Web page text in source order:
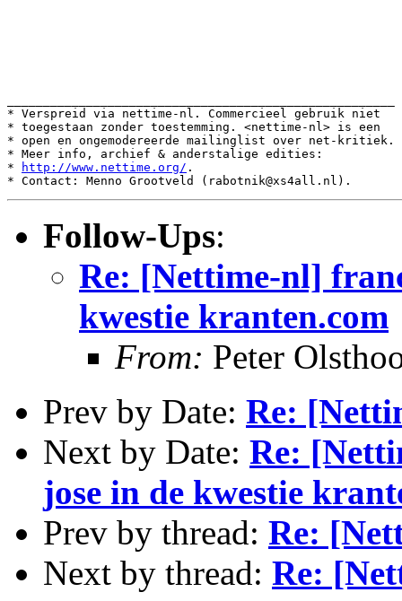
* Verspreid via nettime-nl. Commercieel gebruik niet
* toegestaan zonder toestemming. <nettime-nl> is een
* open en ongemodereerde mailinglist over net-kritiek.
* Meer info, archief & anderstalige edities:
*
http://www.nettime.org/ .
Follow-Ups:
Re: [Nettime-nl]
kwestie kranten.com
From: Peter
Prev by Date: Re:
Next by Date: Re:
jose in de kwestie
Prev by thread: Re:
Next by thread: Re: